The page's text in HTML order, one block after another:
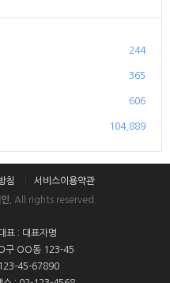
244
365
606
104,889
침
서비스이용약관
. All rights reserved.
표 : 대표자명
구 OO동 123-45
45-67890